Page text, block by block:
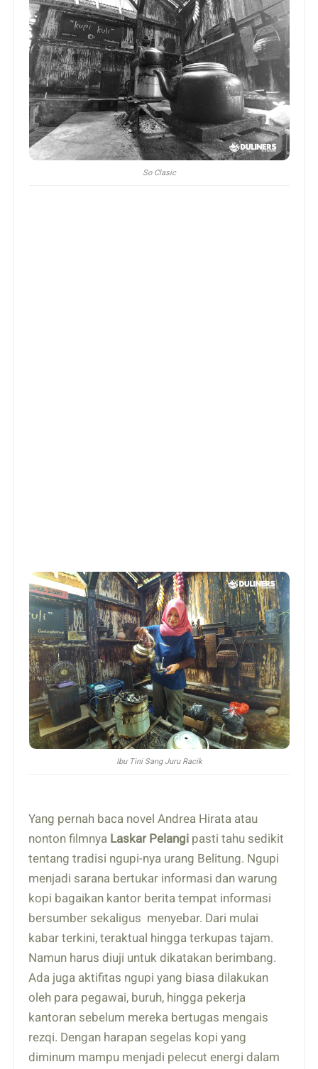
So Clasic
Ibu Tini Sang Juru Racik
Yang pernah baca novel Andrea Hirata atau
nonton filmnya Laskar Pelangi pasti tahu sedikit
tentang tradisi ngupi-nya urang Belitung. Ngupi
menjadi sarana bertukar informasi dan warung
kopi bagaikan kantor berita tempat informasi
bersumber sekaligus menyebar. Dari mulai
kabar terkini, teraktual hingga terkupas tajam.
Namun harus diuji untuk dikatakan berimbang.
Ada juga aktifitas ngupi yang biasa dilakukan
oleh para pegawai, buruh, hingga pekerja
kantoran sebelum mereka bertugas mengais
rezqi. Dengan harapan segelas kopi yang
diminum mampu menjadi pelecut energi dalam